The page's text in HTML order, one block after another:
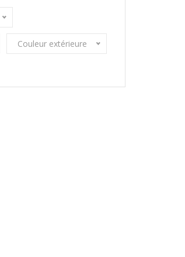
Couleur extérieure